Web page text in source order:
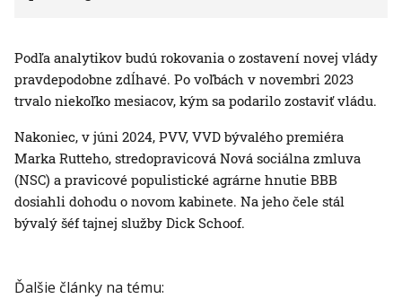
Podľa analytikov budú rokovania o zostavení novej vlády
pravdepodobne zdĺhavé. Po voľbách v novembri 2023
trvalo niekoľko mesiacov, kým sa podarilo zostaviť vládu.
Nakoniec, v júni 2024, PVV, VVD bývalého premiéra
Marka Rutteho, stredopravicová Nová sociálna zmluva
(NSC) a pravicové populistické agrárne hnutie BBB
dosiahli dohodu o novom kabinete. Na jeho čele stál
bývalý šéf tajnej služby Dick Schoof.
Ďalšie články na tému: